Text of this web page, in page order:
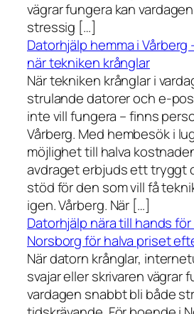
vägrar fungera kan
stressig […]
Datorhjälp hemma i
när tekniken krånglar
När tekniken krånglar i
strulande datorer och e-
inte vill fungera – finns
Vårberg. Med hembesök i
möjlighet till halva
avdraget erbjuds ett tryggt
stöd för den som vill få
igen. Vårberg. När […]
Datorhjälp nära till hands
Norsborg för halva priset
När datorn krånglar,
svajar eller skrivaren vägrar
vardagen snabbt bli både